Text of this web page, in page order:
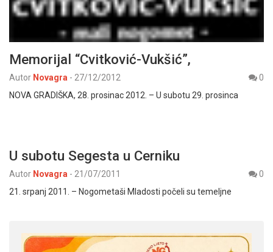
Memorijal “Cvitković-Vukšić”,
Autor Novagra - 27/12/2012
0
NOVA GRADIŠKA, 28. prosinac 2012. – U subotu 29. prosinca
U subotu Segesta u Cerniku
Autor Novagra - 21/07/2011
0
21. srpanj 2011. – Nogometaši Mladosti počeli su temeljne